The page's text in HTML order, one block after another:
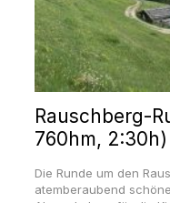
Rauschberg-
760hm, 2:30h)
Die Runde um den
atemberaubend